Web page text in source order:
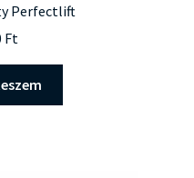
Perfectlift
Ft